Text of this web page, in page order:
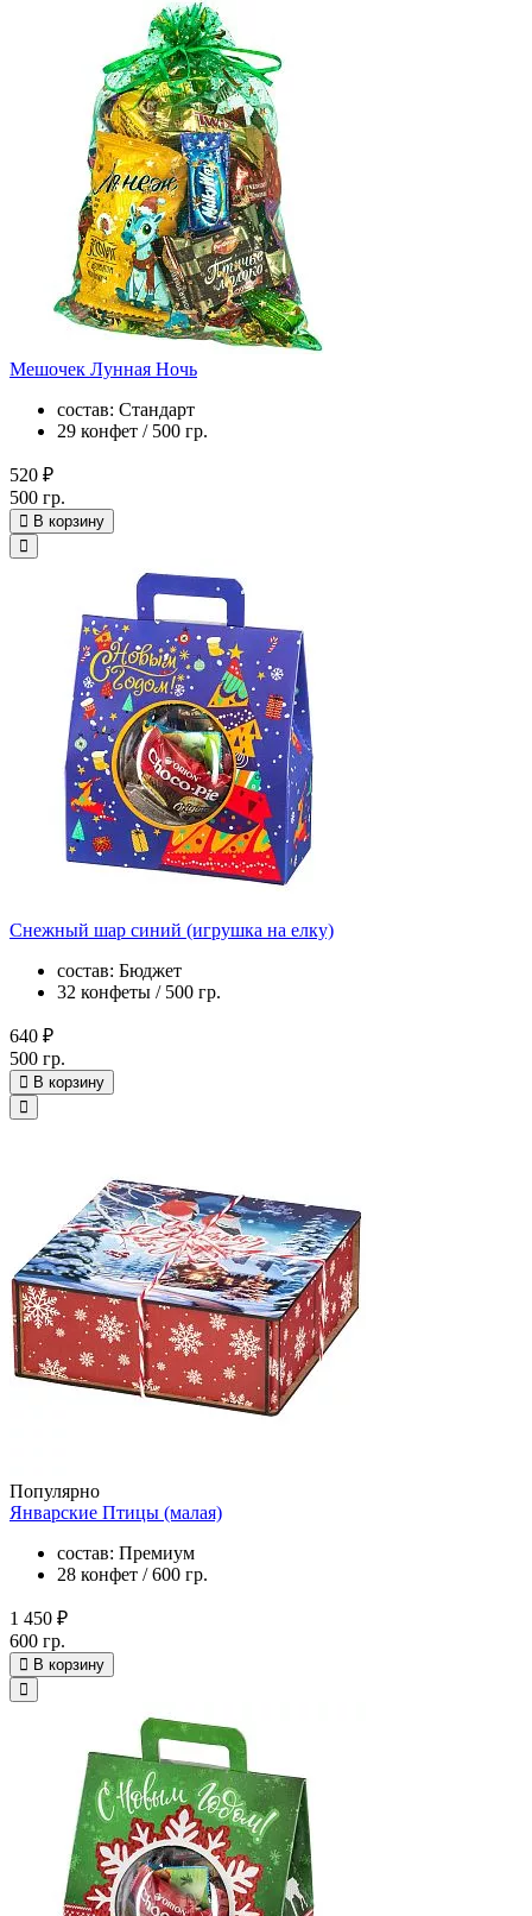
Мешочек Лунная Ночь
состав: Стандарт
29 конфет / 500 гр.
520 ₽
500 гр.
В корзину
Снежный шар синий (игрушка на елку)
состав: Бюджет
32 конфеты / 500 гр.
640 ₽
500 гр.
В корзину
Популярно
Январские Птицы (малая)
состав: Премиум
28 конфет / 600 гр.
1 450 ₽
600 гр.
В корзину